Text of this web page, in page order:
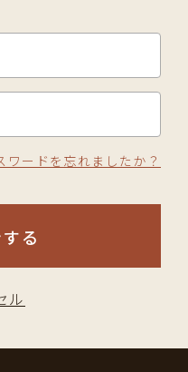
ワードを忘れましたか？
る
ル